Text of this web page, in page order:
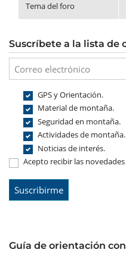
Tema del foro
Suscríbete a la lista de
GPS y Orientación.
Material de montaña.
Seguridad en montaña.
Actividades de montaña.
Noticias de interés.
Acepto recibir las
Guía de orientación